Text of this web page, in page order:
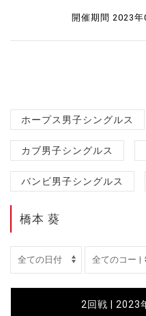
開催期間 2023
ホープス男子シングルス
カブ男子シングルス
バンビ男子シングルス
橋本 葵
2回戦 | 2023